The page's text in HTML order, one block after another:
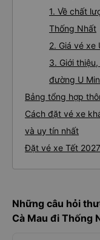
1. Về chất
Thống Nhất
2. Giá vé xe
3. Giới
đường U
Bảng tổng hợp
Cách đặt vé xe
và uy tín nhất
Đặt vé xe Tết
Những câu hỏi
Cà Mau đi Thống